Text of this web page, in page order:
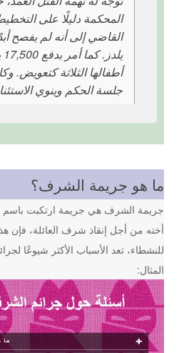
المحكمة دليلًا على
القاضي إلى أنه لم يفصح
أطفالها الثلاثة كتعويض.
جلسة الحكم وينوي
ما هو جريمة الشرف؟
جريمة الشرف هي جريمة ارتكبت باسم
أخته من أجل إنقاذ شرف العائلة، فإن
للنشطاء، تعد الأسباب الأكثر شيوعًا
المثال: